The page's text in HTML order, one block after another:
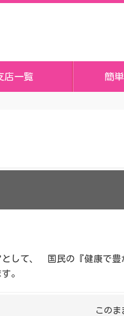
店一覧 簡単
して、 国民の『健康で
。
このま